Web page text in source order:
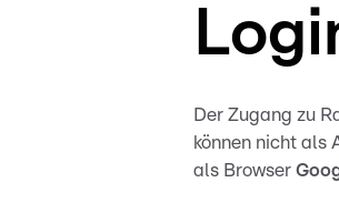
Der Zugang zu
können nicht als
als Browser